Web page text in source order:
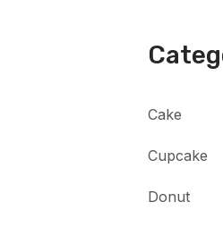
Cake
Cupcake
Donut